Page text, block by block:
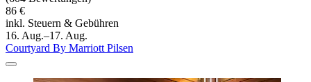
86 €
inkl. Steuern & Gebühren
16. Aug.–17. Aug.
Courtyard By Marriott Pilsen